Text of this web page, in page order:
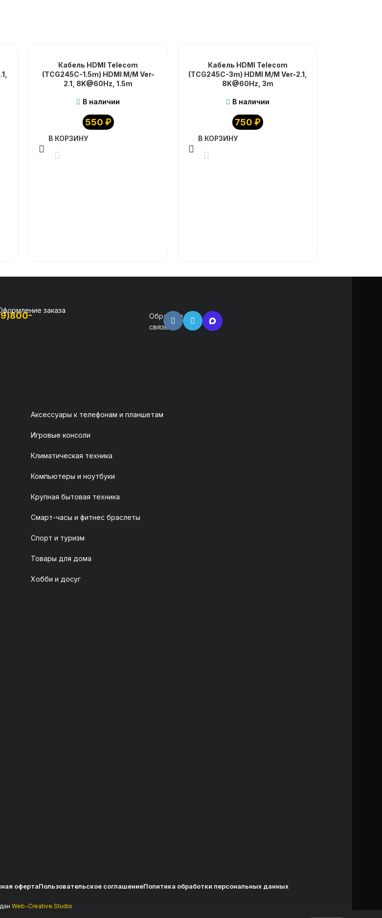
Кабель HDMI Telecom
(TCG245C-1.5m) HDMI M/M Ver-
2.1, 8K@60Hz, 1.5m
В наличии
550 ₽
В КОРЗИНУ
Кабель HDMI Telecom
(TCG245C-3m) HDMI M/M Ver-2.1,
8K@60Hz, 3m
В наличии
750 ₽
В КОРЗИНУ
заказа
Обратная
связь
Аксессуары к телефонам и планшетам
Игровые консоли
Климатическая техника
Компьютеры и ноутбуки
Крупная бытовая техника
Смарт-часы и фитнес браслеты
Спорт и туризм
Товары для дома
Хобби и досуг
офертаПользовательское соглашениеПолитика обработки персональных данных
Web-Creative.Studio